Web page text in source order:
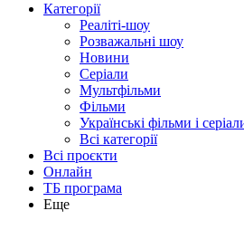
Категорії
Реаліті-шоу
Розважальні шоу
Новини
Серіали
Мультфільми
Фільми
Українські фільми і
Всі категорії
Всі проєкти
Онлайн
ТБ програма
Еще